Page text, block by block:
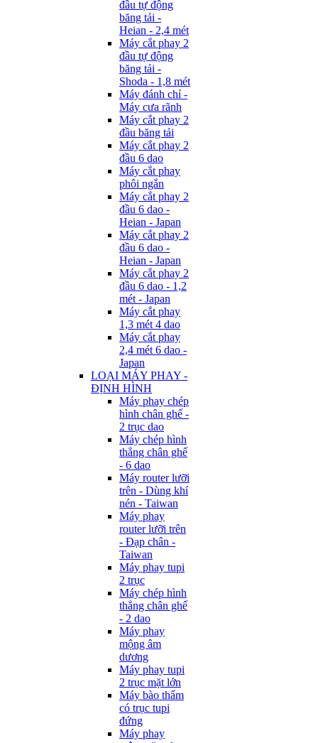
đầu tự động
băng tải -
Heian - 2,4 mét
Máy cắt phay 2
đầu tự động
băng tải -
Shoda - 1,8 mét
Máy đánh chỉ -
Máy cưa rãnh
Máy cắt phay 2
đầu băng tải
Máy cắt phay 2
đầu 6 dao
Máy cắt phay
phôi ngắn
Máy cắt phay 2
đầu 6 dao -
Heian - Japan
Máy cắt phay 2
đầu 6 dao -
Heian - Japan
Máy cắt phay 2
đầu 6 dao - 1,2
mét - Japan
Máy cắt phay
1,3 mét 4 dao
Máy cắt phay
2,4 mét 6 dao -
Japan
LOẠI MÁY PHAY -
ĐỊNH HÌNH
Máy phay chép
hình chân ghế -
2 trục dao
Máy chép hình
thẳng chân ghế
- 6 dao
Máy router lưỡi
trên - Dùng khí
nén - Taiwan
Máy phay
router lưỡi trên
- Đạp chân -
Taiwan
Máy phay tupi
2 trục
Máy chép hình
thẳng chân ghế
- 2 dao
Máy phay
mộng âm
dương
Máy phay tupi
2 trục mặt lớn
Máy bào thẩm
có trục tupi
đứng
Máy phay